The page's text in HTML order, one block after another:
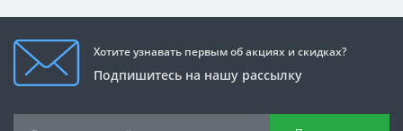
Хотите узнавать первым об акциях и скидках?
Подпишитесь на нашу рассылку